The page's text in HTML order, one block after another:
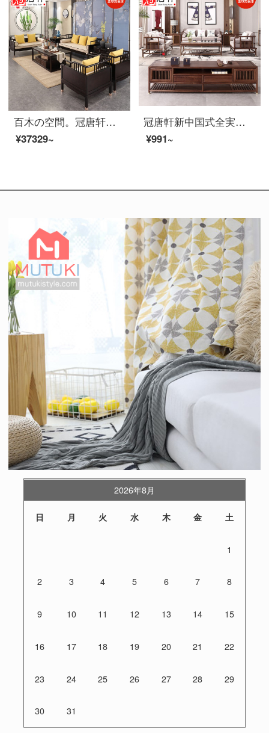
百木の空間。冠唐轩新中国式の木の布芸ソファー現代中国式の軽い豪華綿麻が別荘のモデルルームのソファーセットを取り壊して洗って、家具をセットして注文して三人のソファーを作ることができます。
¥37329~
冠唐軒新中国式全実木ソファセット現代別荘の大型客間黒胡桃木免漆家具家具家具家具のオーダーメイド材質寸法（オーダー数量による固定金）
¥991~
2026年8月
日 月 火 水 木 金 土
1
2 3 4 5 6 7 8
9 10 11 12 13 14 15
16 17 18 19 20 21 22
23 24 25 26 27 28 29
30 31